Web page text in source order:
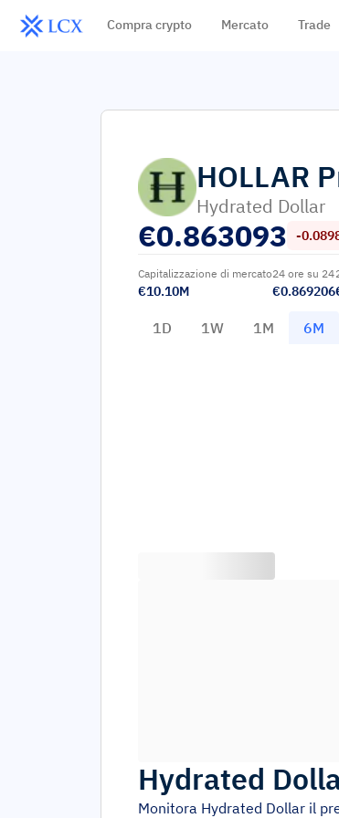
Compra crypto Mercato Trade
HOLLAR
Hydrated Dollar
€0.863093 -
Capitalizzazione di mercato
€10.10M
24 ore su 24
€0.869206
1D 1W 1M 6M
Hydrated
Monitora Hydrated Dollar il